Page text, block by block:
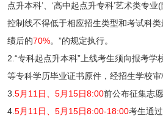
点升本科’、‘高中起点升专科’艺术类专
控制线不得低于相应招生类型和考试科
绩后的70%。”的规定执行。
2.“专科起点升本科”上线考生须向报考学
等专科学历毕业证书原件，经招生学校审
3. 5月11日、5月15日8:00前公布征集志愿
4. 5月11日、5月15日8:00-18:00考生通